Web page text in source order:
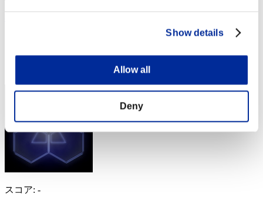
Show details
Allow all
Deny
RANK
スコア: -